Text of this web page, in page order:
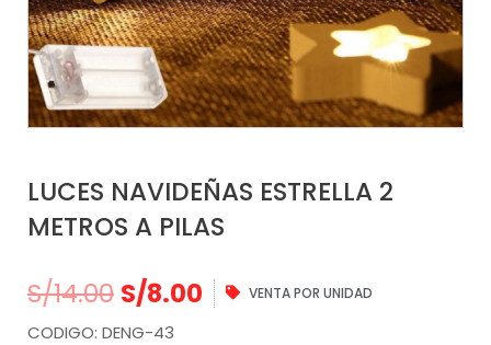
LUCES NAVIDEÑAS ESTRELLA 2
METROS A PILAS
S/14.00 S/8.00 VENTA POR UNIDAD
CODIGO: DENG-43